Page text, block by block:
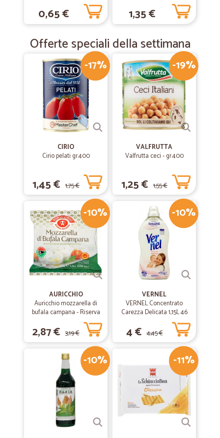
0,65 € 1,35 €
Offerte speciali della settimana
-17%
CIRIO
Cirio pelati gr.400
1,45 € 1,75 €
-19%
VALFRUTTA
Valfrutta ceci - gr.400
1,25 € 1,55 €
-10%
AURICCHIO
Auricchio mozzarella di
bufala campana - Riserva
esclusiva gr.125
2,87 € 3,19 €
-10%
VERNEL
VERNEL Concentrato
Carezza Delicata 1,15L 46
4 € 4,45 €
-10% -11%